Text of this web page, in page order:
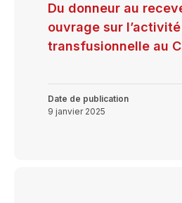
Du donneur au
ouvrage sur l’activité
transfusionnelle au
Date de publication
9 janvier 2025